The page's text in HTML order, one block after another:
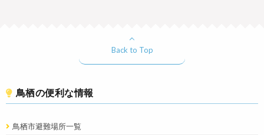
Back to Top
鳥栖の便利な情報
鳥栖市避難場所一覧